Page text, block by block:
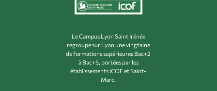
Le Campus Lyon Saint Irénée
regroupe sur Lyon une vingtaine
de formations supérieures Bac+2
à Bac+5, portées par les
établissements ICOF et Saint-
Marc.